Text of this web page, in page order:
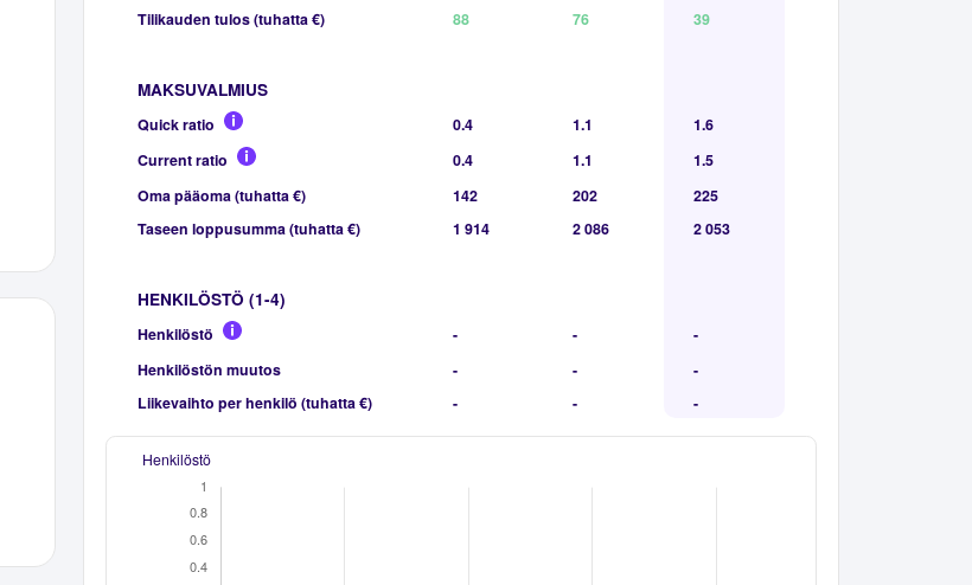
Tilikauden tulos (tuhatta €)
88 76 39
MAKSUVALMIUS
Quick ratio 0.4 1.1
1.6
Current ratio
0.4 1.1
1.5
Oma pääoma (tuhatta €)
142 202
225
Taseen loppusumma (tuhatta €)
1 914 2 086 2 053
HENKILÖSTÖ (1-4)
Henkilöstö - -
-
Henkilöstön muutos
- -
-
Liikevaihto per henkilö (tuhatta €)
- - -
Henkilöstö